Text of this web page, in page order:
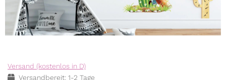
Versand (kostenlos in D)
Versandbereit: 1-2 Tage